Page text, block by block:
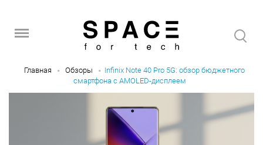
Главная Обзоры
Infinix Note 40 Pro 5G: обзор бюджетного
смартфона с AMOLED-дисплеем